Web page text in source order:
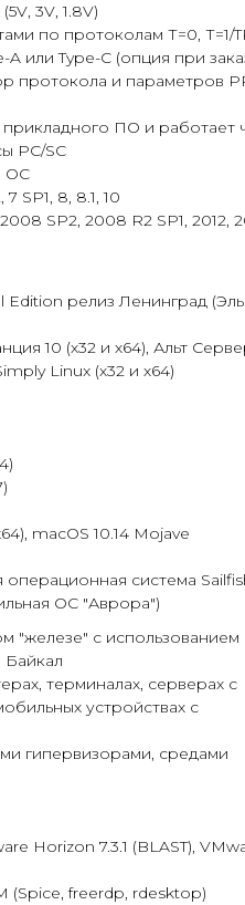
3V, 1.8V)
по протоколам Т=0, Т=1/
или Type-C (опция при
протокола и параметров
ПО и работает
PC/SC
ОС
SP1, 8, 8.1, 10
SP2, 2008 R2 SP1, 2012,
Edition релиз Ленинград
10 (х32 и х64), Альт
Linux (х32 и х64)
macOS 10.14 Mojave
система
ОС "Аврора")
"железе" с использованием
Байкал
терминалах, серверах с
устройствах с
гипервизорами, средами
Horizon 7.3.1 (BLAST),
(Spice, freerdp, rdesktop)